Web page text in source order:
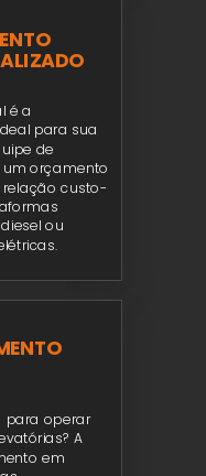
é a
para sua
de
um orçamento
custo-
ou
para operar
A
em